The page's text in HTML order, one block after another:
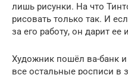
лишь рисунки. На что
рисовать только так. И
за его работу, он дарит ее
Художник пошёл ва-банк
все остальные росписи в